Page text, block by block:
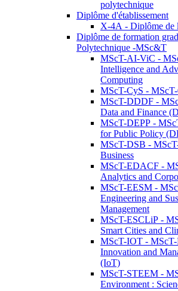
polytechnique
Diplôme d'établissement
X-4A - Diplôme de
Diplôme de formation
Polytechnique -MSc&T
MScT-AI-ViC -
Intelligence and
Computing
MScT-CyS -
MScT-DDDF -
Data and Finance
MScT-DEPP -
for Public Policy
MScT-DSB -
Business
MScT-EDACF -
Analytics and
MScT-EESM -
Engineering and
Management
MScT-ESCLiP -
Smart Cities and
MScT-IOT -
Innovation and
(IoT)
MScT-STEEM -
Environment :